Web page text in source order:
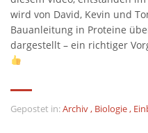
wird von David, Kevin und
Bauanleitung in Proteine
dargestellt – ein richtiger
Gepostet in:Archiv, Biologie,